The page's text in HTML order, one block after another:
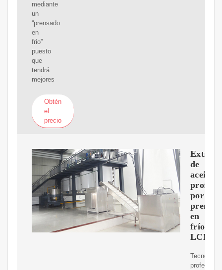
mediante
un
“prensado
en
frio”
puesto
que
tendrá
mejores
Obtén
el
precio
de
aceite
por
en
frío
Tecnología
profesional